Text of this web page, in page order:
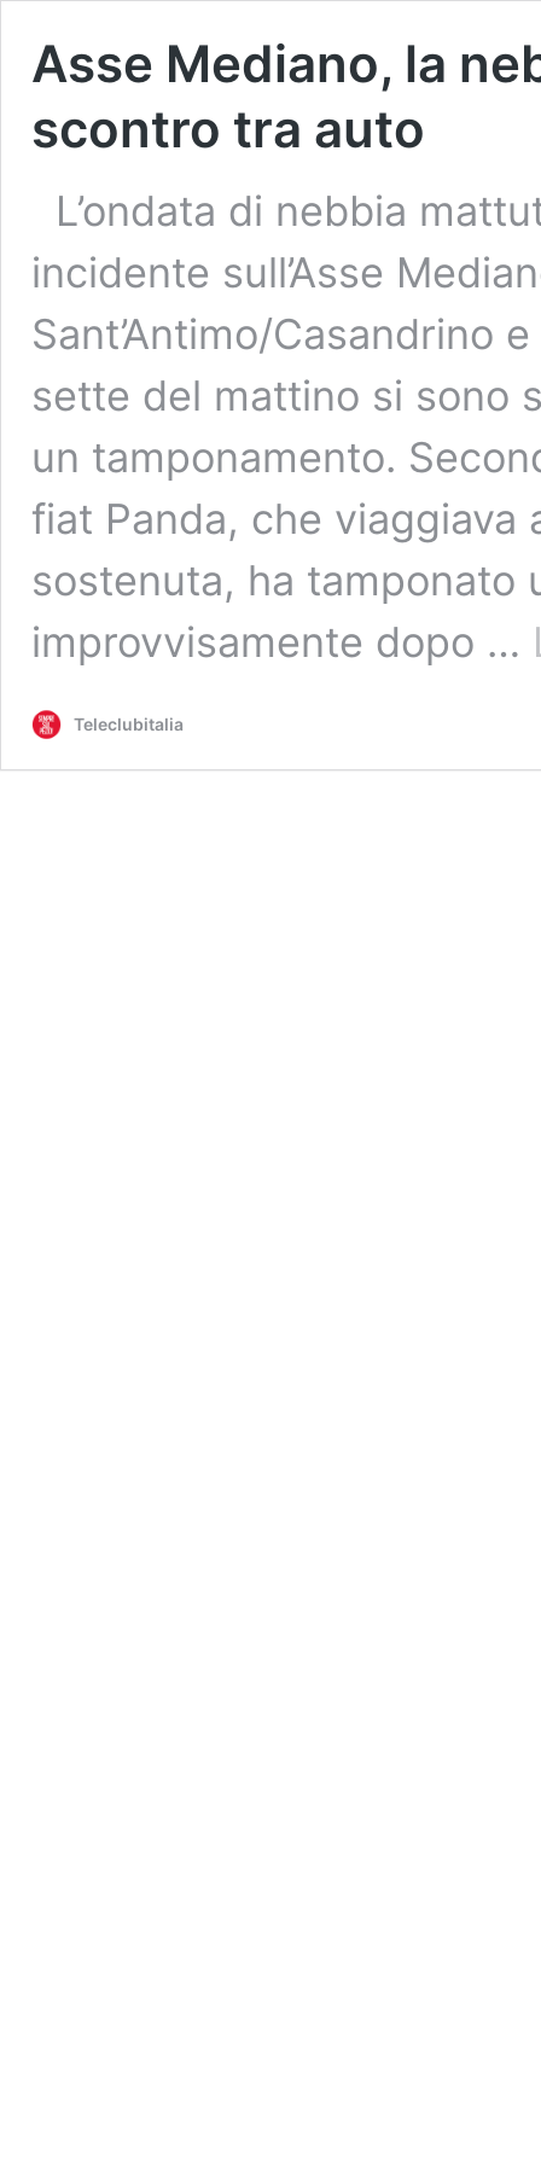
Asse Mediano, la
scontro tra auto
L’ondata di nebbia
incidente sull’Asse
Sant’Antimo/Casandrino
sette del mattino si sono
un tamponamento.
fiat Panda, che
sostenuta, ha tamponato
improvvisamente dopo …
Teleclubitalia